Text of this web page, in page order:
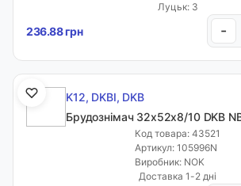
Луцьк: 3
236.88 грн -
K12, DKBI, DKB
Брудознімач 32х52х8/10 DKB
Код товара: 43521
Артикул: 105996N
Виробник: NOK
Доставка 1-2 дні